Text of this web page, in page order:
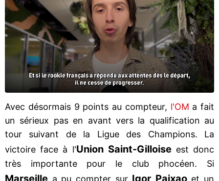
Avec désormais 9 points au compteur, l'OM a fait
un sérieux pas en avant vers la qualification au
tour suivant de la Ligue des Champions. La
victoire face à l'Union Saint-Gilloiseest donc
très importante pour le club phocéen. Si
Marseille a pu compter sur Igor Paixaoet un